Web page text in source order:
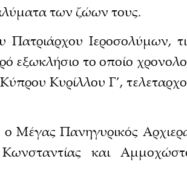
των ζώων τους.
Ιεροσολύμων,
εξωκλήσιο το οποίο
Κυρίλλου Γ’,
Μέγας Πανηγυρικός
Κωνσταντίας και